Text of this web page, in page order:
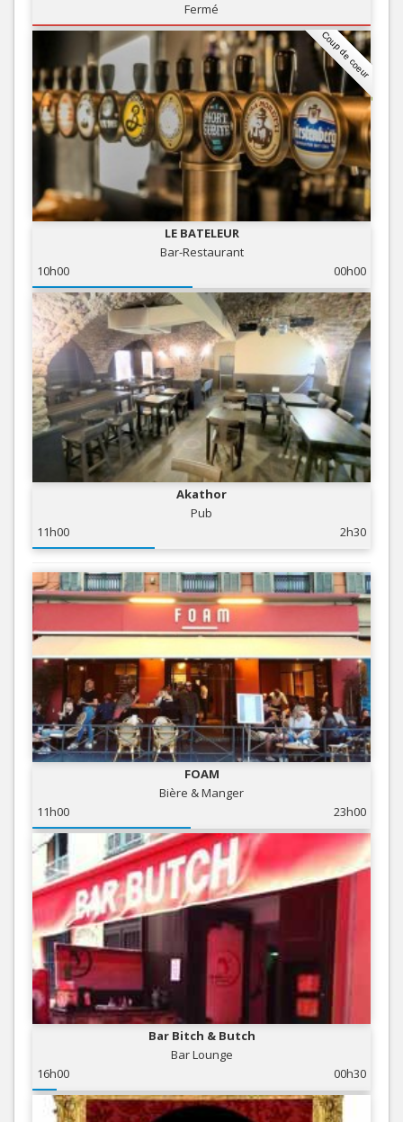
Fermé
Coup de coeur
LE BATELEUR
Bar-Restaurant
10h00
00h00
Akathor
Pub
11h00
2h30
FOAM
Bière & Manger
11h00
23h00
Bar Bitch & Butch
Bar Lounge
16h00
00h30